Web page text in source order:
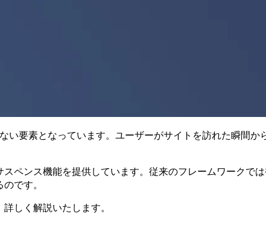
要素となっています。ユーザーがサイトを訪れた瞬間
ペンス機能を提供しています。従来のフレームワークで
です。
しく解説いたします。